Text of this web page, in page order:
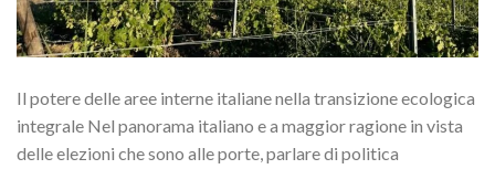
Il potere delle aree interne italiane nella transizione ecologica
integrale Nel panorama italiano e a maggior ragione in vista
delle elezioni che sono alle porte, parlare di politica